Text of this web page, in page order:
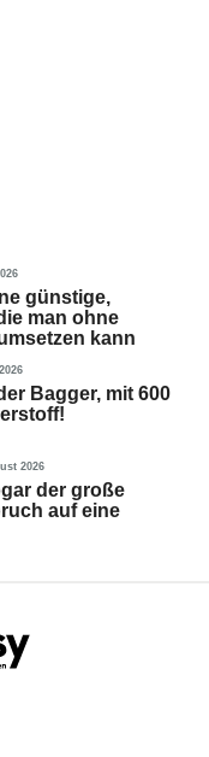
günstige,
man ohne
kann
Bagger, mit 600
2026
der große
auf eine